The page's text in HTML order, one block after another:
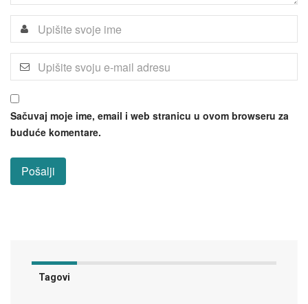
Sačuvaj moje ime, email i web stranicu u ovom browseru za
buduće komentare.
Tagovi